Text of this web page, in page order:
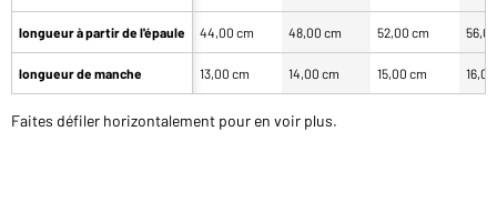
longueur à partir de l'épaule
longueur de manche
44,00 cm 48,00 cm 52,00 cm
13,00 cm 14,00 cm 15,00 cm
Faites défiler horizontalement pour en voir plus.